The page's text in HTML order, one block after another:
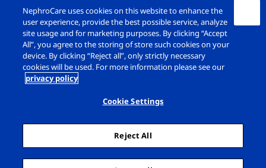
Copyright © Fresenius Medical Care (UK)
Limited 2026. All rights reserved
Legal Notice
Privacy Policy
Cookie Settings
Sitemap
NephroCare uses cookies on this website to enhance the
user experience, provide the best possible service, analyze
site usage and for marketing purposes. By clicking “Accept
All”, you agree to the storing of store such cookies on your
device. By clicking “Reject all”, only strictly necessary
cookies will be used. For more information please see our
privacy policy
Cookie Settings
Reject All